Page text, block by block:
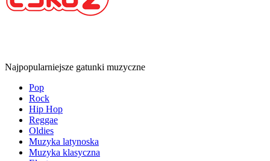
Najpopularniejsze gatunki muzyczne
Pop
Rock
Hip Hop
Reggae
Oldies
Muzyka latynoska
Muzyka klasyczna